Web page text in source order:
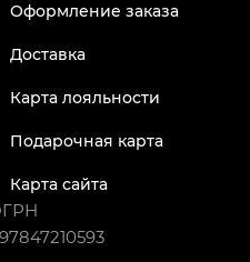
Оформление заказа
Доставка
Карта лояльности
Подарочная карта
Карта сайта